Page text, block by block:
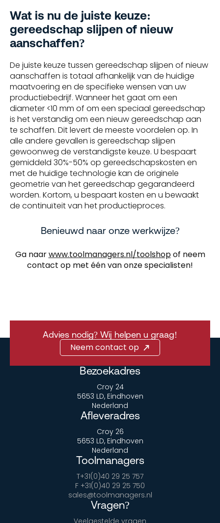
Wat is nu de juiste keuze:
gereedschap slijpen of nieuw
aanschaffen?
De juiste keuze tussen gereedschap slijpen of nieuw
aanschaffen is totaal afhankelijk van de huidige
maatvoering en de specifieke wensen van uw
productiebedrijf. Wanneer het gaat om een
diameter <10 mm of om een speciaal gereedschap
is het verstandig om een nieuw gereedschap aan
te schaffen. Dit levert de meeste voordelen op. In
alle andere gevallen is gereedschap slijpen
gewoonweg de verstandigste keuze. U bespaart
gemiddeld 30%-50% op gereedschapskosten en
met de huidige technologie kan de originele
geometrie van het gereedschap gegarandeerd
worden. Kortom, u bespaart kosten en u bewaakt
de continuïteit van het productieproces.
Benieuwd naar onze werkwijze?
Ga naarwww.toolmanagers.nl/toolshopof neem
contact op met één van onze specialisten!
Advies nodig? Wij helpen u graag!
Neem contact op
Bezoekadres
Croy 24
5653 LD, Eindhoven
Nederland
Afleveradres
Croy 26
5653 LD, Eindhoven
Nederland
Toolmanagers
T+31(0)40 29 25 757
F +31(0)40 29 25 750
sales@toolmanagers.nl
Vragen?